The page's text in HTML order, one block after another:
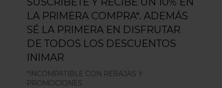
LA PRIMERA COMPRA*. ADEMÁS
SÉ LA PRIMERA EN DISFRUTAR
DE TODOS LOS DESCUENTOS
INIMAR
*INCOMPATIBLE CON REBAJAS Y
PROMOCIONES